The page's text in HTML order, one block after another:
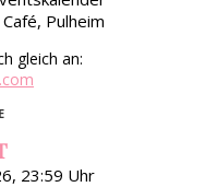
Pulheim
gleich an:
23:59 Uhr